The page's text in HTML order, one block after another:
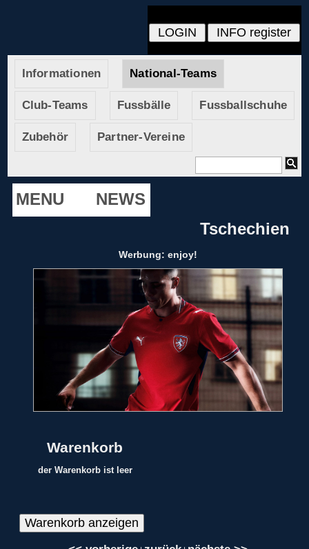
Informationen National-Teams
Club-Teams Fussbälle Fussballschuhe
Zubehör Partner-Vereine
MENU
NEWS
Tschechien
Werbung: enjoy!
Warenkorb
der Warenkorb ist leer